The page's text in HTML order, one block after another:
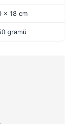
x 18 cm
gramů